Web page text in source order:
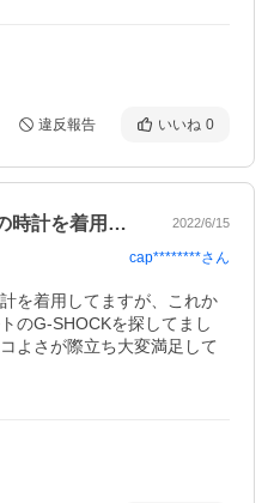
違反報告 いいね 0
普段はステンレスベルトの時計を着用して… 2022/6/15
cap********さん
を着用してますが、これか
のG-SHOCKを探してまし
よさが際立ち大変満足して